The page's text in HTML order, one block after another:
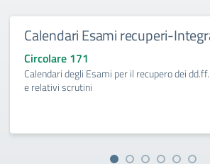
Calendari Esami recuperi-
Circolare 171
Calendari degli Esami per il recupero dei
e relativi scrutini